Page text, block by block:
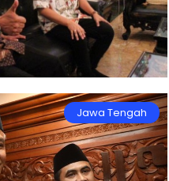
Jawa Tengah